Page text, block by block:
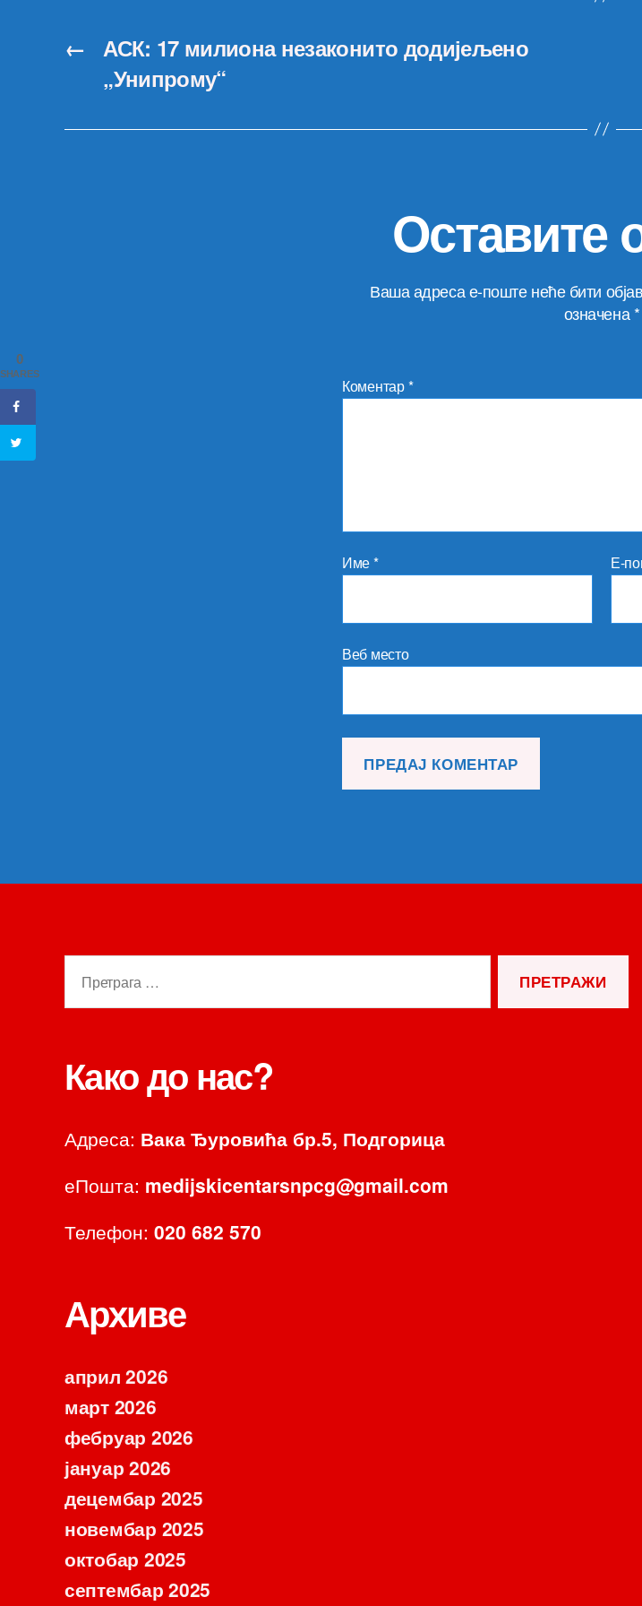
←
АСК: 17 милиона незаконито додијељено
„Унипрому“
Оставите
Ваша адреса е-поште неће бити
означена *
Коментар*
Име* Е-
Веб место
Како до нас?
Адреса: Вака Ђуровића бр.5, Подгорица
еПошта: medijskicentarsnpcg@gmail.com
Телефон: 020 682 570
Архиве
април 2026
март 2026
фебруар 2026
јануар 2026
децембар 2025
новембар 2025
октобар 2025
септембар 2025
0
SHARES